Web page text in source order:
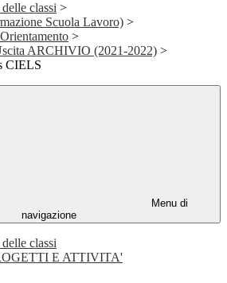
classi >
Scuola Lavoro) >
>
ARCHIVIO (2021-2022) >
CIELS
Menu di
navigazione
classi
E ATTIVITA'